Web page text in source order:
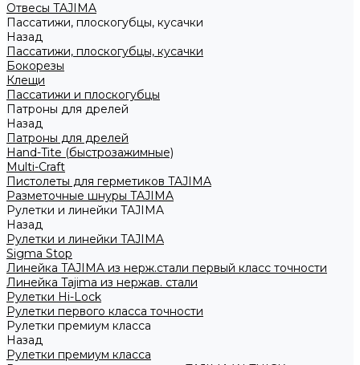
Отвесы TAJIMA
Пассатижи, плоскогубцы, кусачки
Назад
Пассатижи, плоскогубцы, кусачки
Бокорезы
Клещи
Пассатижи и плоскогубцы
Патроны для дрелей
Назад
Патроны для дрелей
Hand-Tite (быстрозажимные)
Multi-Craft
Пистолеты для герметиков TAJIMA
Разметочные шнуры TAJIMA
Рулетки и линейки TAJIMA
Назад
Рулетки и линейки TAJIMA
Sigma Stop
Линейка TAJIMA из нерж.стали первый класс точности
Линейка Tajima из нержав. стали
Рулетки Hi-Lock
Рулетки первого класса точности
Рулетки премиум класса
Назад
Рулетки премиум класса